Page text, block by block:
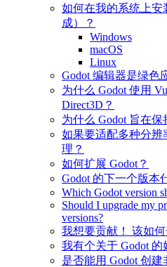
如何在我的系统上安
成）？
Windows
macOS
Linux
Godot 编辑器是绿色
为什么 Godot 使用
Direct3D？
为什么 Godot 旨在
如果要适配多种分辨
理？
如何扩展 Godot？
Godot 的下一个版本
Which Godot version
Should I upgrade my
versions?
我想要贡献！ 该如何
我有个关于 Godot
是否能用 Godot 创建